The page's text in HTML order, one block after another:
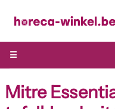
naar
inhoud
☰
Mitre